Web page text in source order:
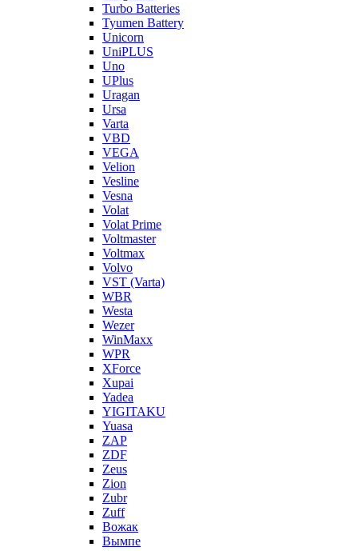
Turbo Batteries
Tyumen Battery
Unicorn
UniPLUS
Uno
UPlus
Uragan
Ursa
Varta
VBD
VEGA
Velion
Vesline
Vesna
Volat
Volat Prime
Voltmaster
Voltmax
Volvo
VST (Varta)
WBR
Westa
Wezer
WinMaxx
WPR
XForce
Xupai
Yadea
YIGITAKU
Yuasa
ZAP
ZDF
Zeus
Zion
Zubr
Zuff
Вожак
Вымпе